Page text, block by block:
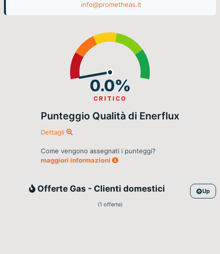
info@prometheas.it
0.0%
CRITICO
Punteggio Qualità di Enerflux
Dettagli
Come vengono assegnati i punteggi?
maggiori informazioni
Gas
Offerte Gas - Clienti domestici
Up
(1 offerte)